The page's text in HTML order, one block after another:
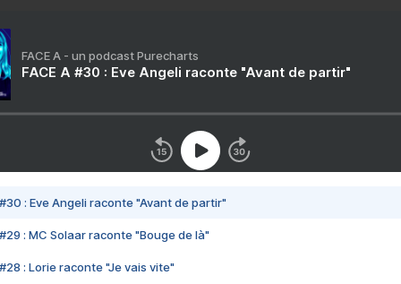
FACE A - un podcast Purecharts
FACE A #30 : Eve Angeli raconte "Avant de partir"
#30 : Eve Angeli raconte "Avant de partir"
#29 : MC Solaar raconte "Bouge de là"
#28 : Lorie raconte "Je vais vite"